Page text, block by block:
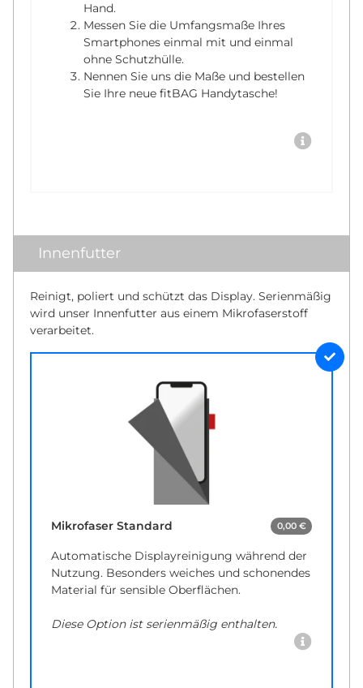
Hand.
Messen Sie die Umfangsmaße Ihres
Smartphones einmal mit und einmal
ohne Schutzhülle.
Nennen Sie uns die Maße und bestellen
Sie Ihre neue fitBAG Handytasche!
Innenfutter
Reinigt, poliert und schützt das Display. Serienmäßig
wird unser Innenfutter aus einem Mikrofaserstoff
verarbeitet.
Mikrofaser Standard 0,00 €
Automatische Displayreinigung während der
Nutzung. Besonders weiches und schonendes
Material für sensible Oberflächen.
Diese Option ist serienmäßig enthalten.